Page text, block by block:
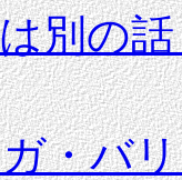
別の
・バ